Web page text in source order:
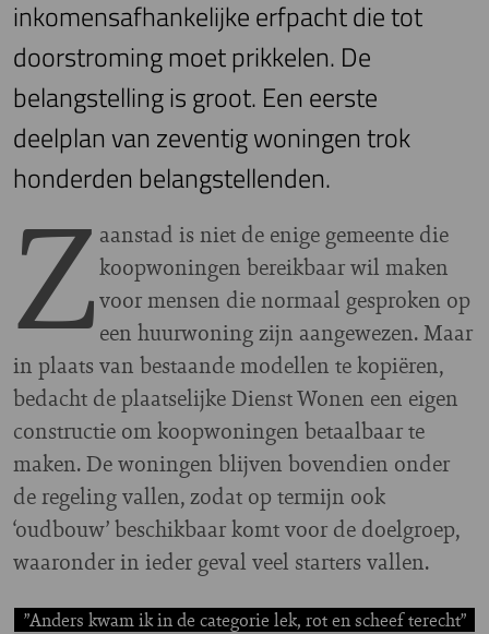
inkomensafhankelijke erfpacht die tot
doorstroming moet prikkelen. De
belangstelling is groot. Een eerste
deelplan van zeventig woningen trok
honderden belangstellenden.
Z aanstad is niet de enige gemeente die
koopwoningen bereikbaar wil maken
voor mensen die normaal gesproken op
een huurwoning zijn aangewezen. Maar
in plaats van bestaande modellen te kopiëren,
bedacht de plaatselijke Dienst Wonen een eigen
constructie om koopwoningen betaalbaar te
maken. De woningen blijven bovendien onder
de regeling vallen, zodat op termijn ook
‘oudbouw’ beschikbaar komt voor de doelgroep,
waaronder in ieder geval veel starters vallen.
”Anders kwam ik in de categorie lek, rot en scheef terecht”